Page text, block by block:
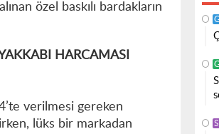
özel baskılı bardakların
HARCAMASI
verilmesi gereken
lüks bir markadan